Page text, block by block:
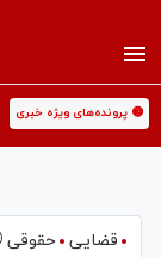
🟡 پرونده‌های ویژه خبری
قضایی حقوقی